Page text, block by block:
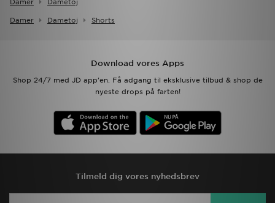
Damer Dametoj
Damer Dametoj Shorts
Download vores Apps
Shop 24/7 med JD app'en. Få adgang til eksklusive tilbud & shop de
nyeste drops på farten!
Tilmeld dig vores nyhedsbrev